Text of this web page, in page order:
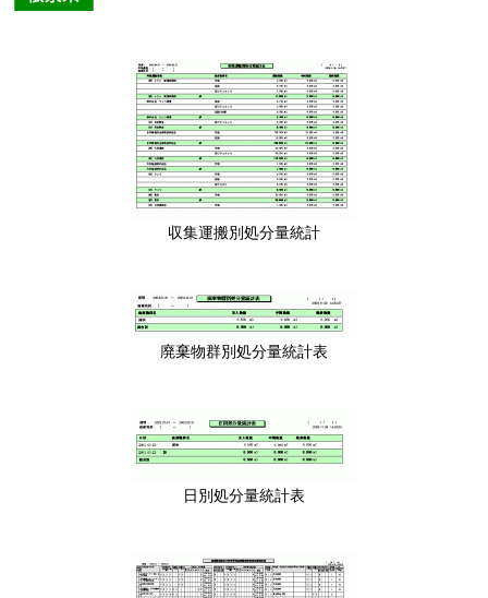
収集運搬別処分量統計
廃棄物群別処分量統計表
日別処分量統計表